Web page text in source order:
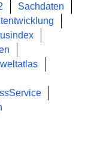
Sachdaten